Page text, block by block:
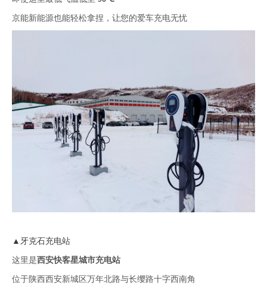
京能新能源也能轻松拿捏，让您的爱车充电无忧
▲ 牙克石充电站
这里是西安快客星城市充电站
位于陕西西安新城区万年北路与长缨路十字西南角